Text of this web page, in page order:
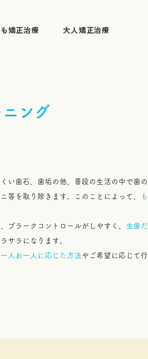
矯正治療 大人矯正治療
い歯石、歯垢の他、普段の生活の中で歯
等を取り除きます。このことによって、
プラークコントロールがしやすく、
虫歯
サラになります。
一人お一人に応じた方法 やご希望に応じて
ニング